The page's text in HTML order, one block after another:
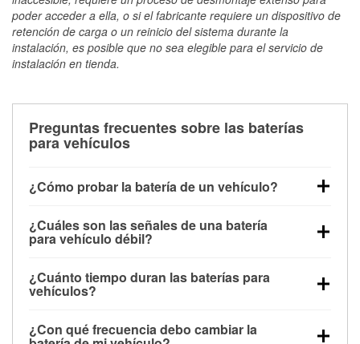
poder acceder a ella, o si el fabricante requiere un dispositivo de
retención de carga o un reinicio del sistema durante la
instalación, es posible que no sea elegible para el servicio de
instalación en tienda.
Preguntas frecuentes sobre las baterías
para vehículos
¿Cómo probar la batería de un vehículo?
maneras. El método más rápido es utilizar un
multímetro: con el vehículo apagado, conecta los
voltaje: una batería en buen estado y totalmente
cargada debería indicar unos 12.6 voltios. Es
importante saber que las baterías descargadas a
veces pueden mostrar una carga completa, y un
¿Cuáles son las señales de una batería
para vehículo débil?
advertencia. Un arranque lento del motor, faros
tenues, chasquidos al girar la llave o luces de
que la batería tiene una potencia de carga débil.
¿Cuánto tiempo duran las baterías para
vehículos?
entre 3 y 5 años. La duración exacta depende de los
¿Con qué frecuencia debo cambiar la